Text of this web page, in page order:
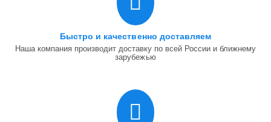
Быстро и качественно доставляем
Наша компания производит доставку по всей России и ближнему
зарубежью